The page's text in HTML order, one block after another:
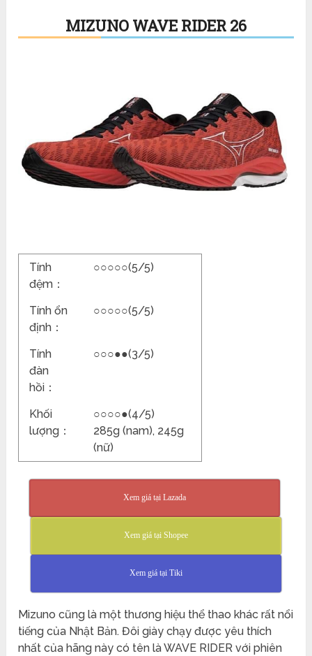
MIZUNO WAVE RIDER 26
Tính
đệm：
○○○○○(5/5)
Tính ổn
định：
○○○○○(5/5)
Tính
đàn
hồi：
○○○●●(3/5)
Khối
lượng：
○○○○●(4/5)
285g (nam), 245g
(nữ)
Xem giá tại Lazada
Xem giá tại Shopee
Xem giá tại Tiki
Mizuno cũng là một thương hiệu thể thao khác rất nổi
tiếng của Nhật Bản. Đôi giày chạy được yêu thích
nhất của hãng này có tên là WAVE RIDER với phiên